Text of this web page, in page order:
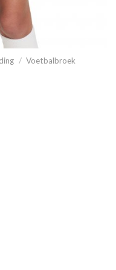
/ Voetbalbroek